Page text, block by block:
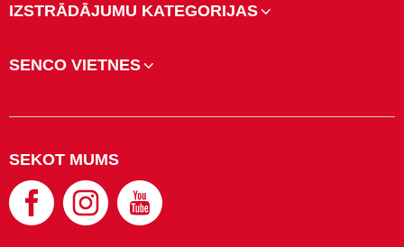
IZSTRĀDĀJUMU KATEGORIJAS
SENCO VIETNES
SEKOT MUMS